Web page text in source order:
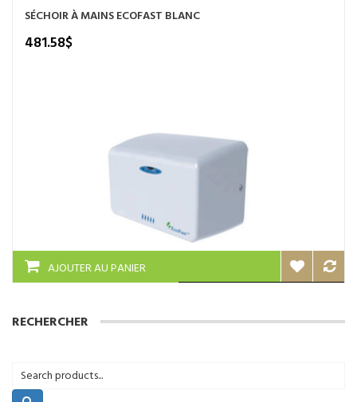
du
produit
SÉCHOIR À MAINS ECOFAST BLANC
481.58$
AJOUTER AU PANIER
RECHERCHER